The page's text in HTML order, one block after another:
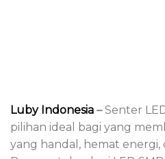
Luby Indonesia –Senter
pilihan ideal bagi yang
yang handal, hemat